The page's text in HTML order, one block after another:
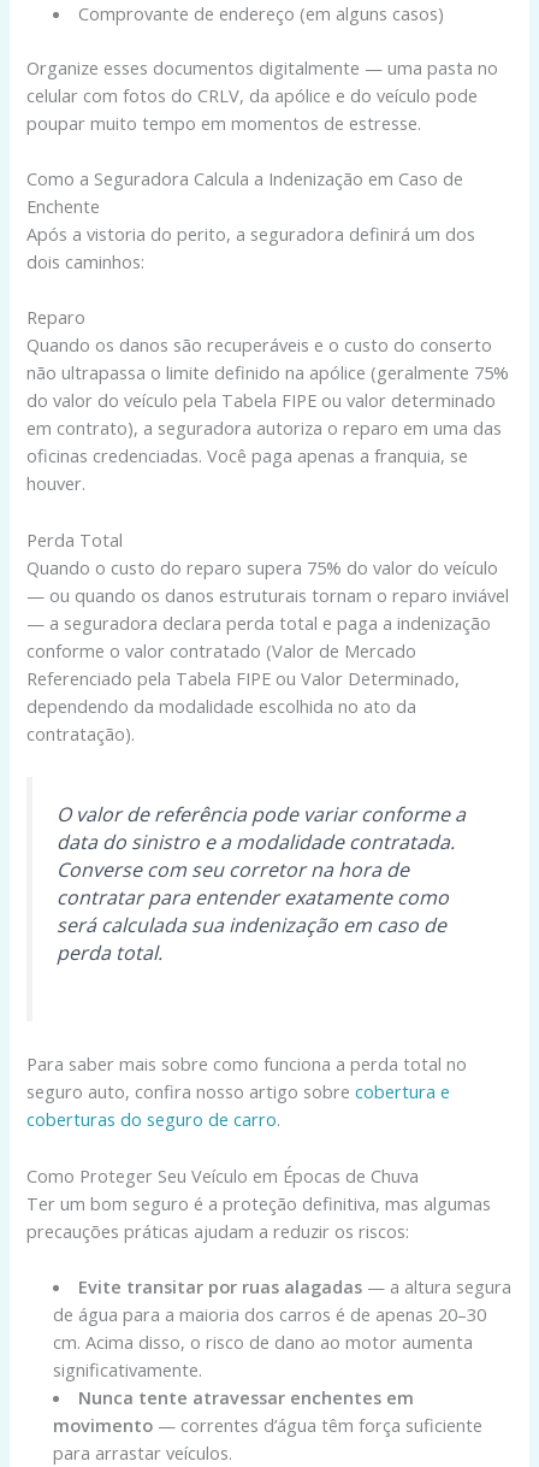
Comprovante de endereço (em alguns casos)
Organize esses documentos digitalmente — uma pasta no
celular com fotos do CRLV, da apólice e do veículo pode
poupar muito tempo em momentos de estresse.
Como a Seguradora Calcula a Indenização em Caso de
Enchente
Após a vistoria do perito, a seguradora definirá um dos
dois caminhos:
Reparo
Quando os danos são recuperáveis e o custo do conserto
não ultrapassa o limite definido na apólice (geralmente 75%
do valor do veículo pela Tabela FIPE ou valor determinado
em contrato), a seguradora autoriza o reparo em uma das
oficinas credenciadas. Você paga apenas a franquia, se
houver.
Perda Total
Quando o custo do reparo supera 75% do valor do veículo
— ou quando os danos estruturais tornam o reparo inviável
— a seguradora declara perda total e paga a indenização
conforme o valor contratado (Valor de Mercado
Referenciado pela Tabela FIPE ou Valor Determinado,
dependendo da modalidade escolhida no ato da
contratação).
O valor de referência pode variar conforme a
data do sinistro e a modalidade contratada.
Converse com seu corretor na hora de
contratar para entender exatamente como
será calculada sua indenização em caso de
perda total.
Para saber mais sobre como funciona a perda total no
seguro auto, confira nosso artigo sobrecobertura e
coberturas do seguro de carro.
Como Proteger Seu Veículo em Épocas de Chuva
Ter um bom seguro é a proteção definitiva, mas algumas
precauções práticas ajudam a reduzir os riscos:
Evite transitar por ruas alagadas— a altura segura
de água para a maioria dos carros é de apenas 20–30
cm. Acima disso, o risco de dano ao motor aumenta
significativamente.
Nunca tente atravessar enchentes em
movimento — correntes d’água têm força suficiente
para arrastar veículos.